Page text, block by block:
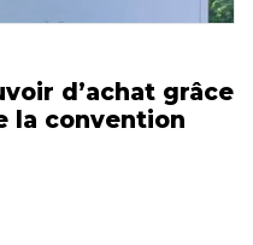
d’achat grâce
la convention